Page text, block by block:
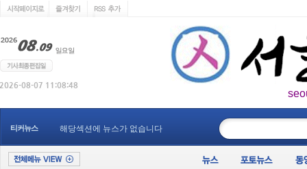
티커뉴스 해당섹션에 뉴스가 없습니다